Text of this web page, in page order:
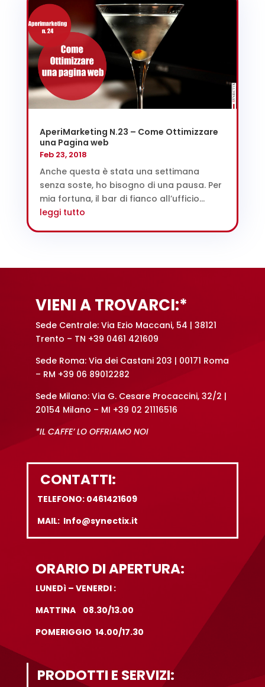
AperiMarketing N.23 – Come Ottimizzare
una Pagina web
Feb 23, 2018
Anche questa è stata una settimana
senza soste, ho bisogno di una pausa. Per
mia fortuna, il bar di fianco all’ufficio...
leggi tutto
VIENI A TROVARCI:*
Sede Centrale: Via Ezio Maccani, 54 | 38121
Trento – TN +39 0461 421609
Sede Roma: Via dei Castani 203 | 00171 Roma
– RM +39 06 89012282
Sede Milano: Via G. Cesare Procaccini, 32/2 |
20154 Milano – MI +39 02 21116516
*IL CAFFE’ LO OFFRIAMO NOI
CONTATTI:
TELEFONO: 0461421609
MAIL: Info@synectix.it
ORARIO DI APERTURA:
LUNEDì – VENERDI :
MATTINA 08.30/13.00
POMERIGGIO 14.00/17.30
PRODOTTI E SERVIZI: